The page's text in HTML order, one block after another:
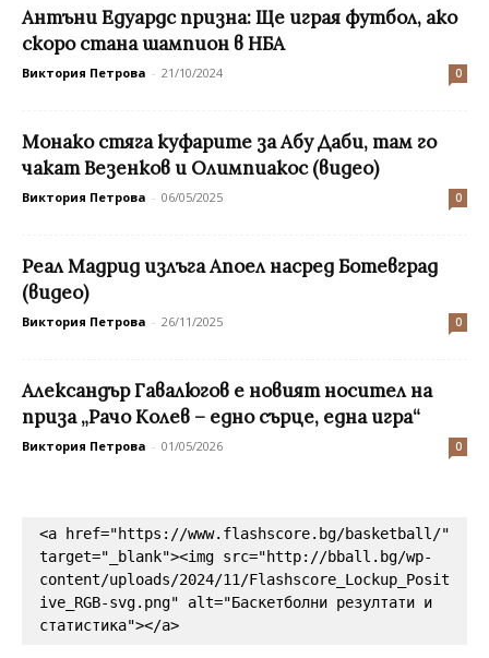
Антъни Едуардс призна: Ще играя футбол, ако
скоро стана шампион в НБА
Виктория Петрова - 21/10/2024 0
Монако стяга куфарите за Абу Даби, там го
чакат Везенков и Олимпиакос (видео)
Виктория Петрова - 06/05/2025 0
Реал Мадрид излъга Апоел насред Ботевград
(видео)
Виктория Петрова - 26/11/2025 0
Александър Гавалюгов е новият носител на
приза „Рачо Колев – едно сърце, една игра“
Виктория Петрова - 01/05/2026 0
<a href="https://www.flashscore.bg/basketball/"
target="_blank"><img src="http://bball.bg/wp-
content/uploads/2024/11/Flashscore_Lockup_Posit
ive_RGB-svg.png" alt="Баскетболни резултати и
статистика"></a>